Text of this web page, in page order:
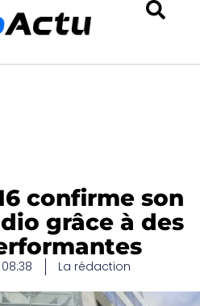
confirme son
grâce à des
La rédaction